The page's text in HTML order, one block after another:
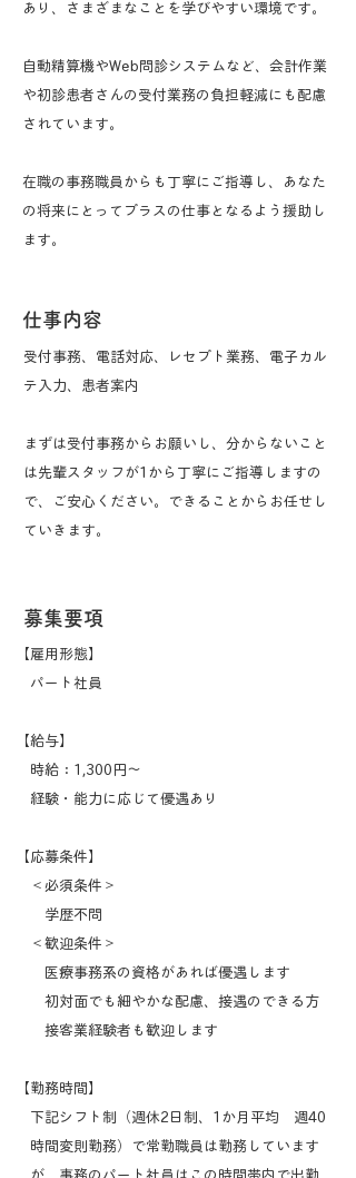
あり、さまざまなことを学びやすい環境です。
自動精算機やWeb問診システムなど、会計作業
や初診患者さんの受付業務の負担軽減にも配慮
されています。
在職の事務職員からも丁寧にご指導し、あなた
の将来にとってプラスの仕事となるよう援助し
ます。
仕事内容
受付事務、電話対応、レセプト業務、電子カル
テ入力、患者案内​
​まずは受付事務からお願いし、分からないこと
は先輩スタッフが1から丁寧にご指導しますの
で、ご安心ください。できることからお任せし
ていきます。
​募集要項
​【雇用形態】
パート社員
【給与】
時給：1,300円～
経験・能力に応じて優遇あり
【応募条件】
​ ＜必須条件＞
学歴不問​
​ ＜歓迎条件＞
​ 医療事務系の資格があれば優遇します
初対面でも細やかな配慮、接遇のできる方
​ 接客業経験者も歓迎します
​【勤務時間】
下記シフト制（週休2日制、1か月平均 週40
時間変則勤務）で常勤職員は勤務しています